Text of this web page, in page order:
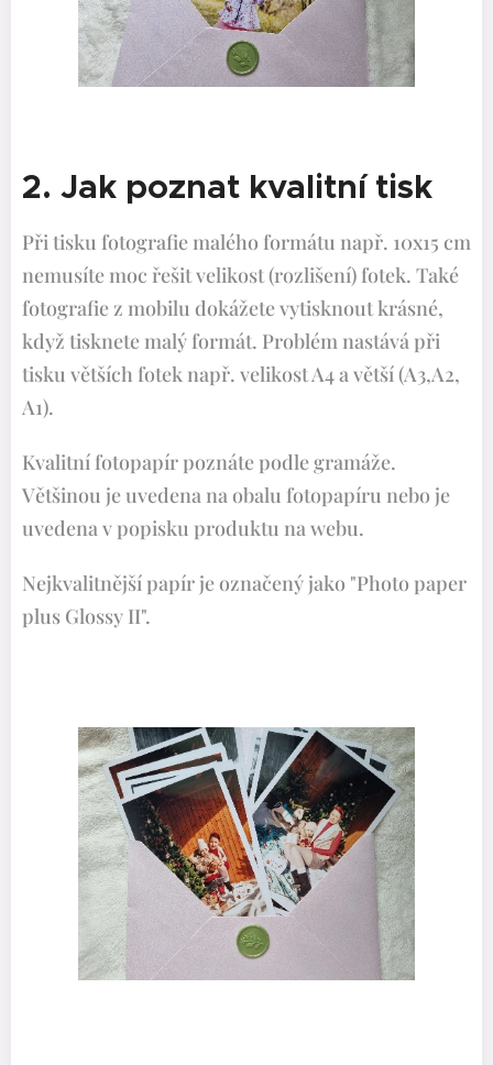
2. Jak poznat kvalitní tisk
Při tisku fotografie malého formátu např. 10x15 cm
nemusíte moc řešit velikost (rozlišení) fotek. Také
fotografie z mobilu dokážete vytisknout krásné,
když tisknete malý formát. Problém nastává při
tisku větších fotek např. velikost A4 a větší (A3,A2,
A1).
Kvalitní fotopapír poznáte podle gramáže.
Většinou je uvedena na obalu fotopapíru nebo je
uvedena v popisku produktu na webu.
Nejkvalitnější papír je označený jako "Photo paper
plus Glossy II".